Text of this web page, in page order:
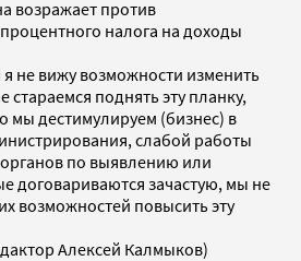
возражает против
налога на доходы
не вижу возможности изменить
поднять эту планку,
мы дестимулируем (бизнес) в
слабой работы
по выявлению или
договариваются зачастую, мы не
возможностей повысить эту
Алексей Калмыков)